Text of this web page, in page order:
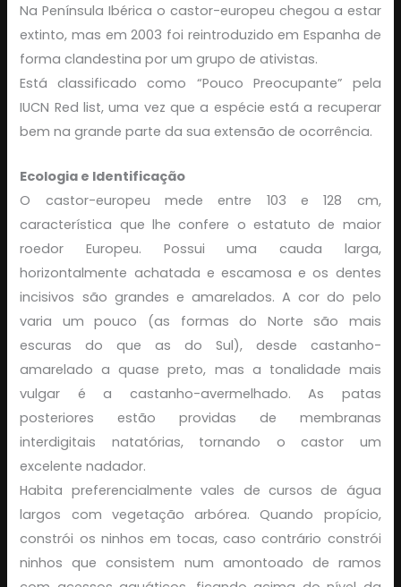
Na Península Ibérica o castor-europeu chegou a estar
extinto, mas em 2003 foi reintroduzido em Espanha de
forma clandestina por um grupo de ativistas.
Está classificado como “Pouco Preocupante” pela
IUCN Red list, uma vez que a espécie está a recuperar
bem na grande parte da sua extensão de ocorrência.
Ecologia e Identificação
O castor-europeu mede entre 103 e 128 cm,
característica que lhe confere o estatuto de maior
roedor Europeu. Possui uma cauda larga,
horizontalmente achatada e escamosa e os dentes
incisivos são grandes e amarelados. A cor do pelo
varia um pouco (as formas do Norte são mais
escuras do que as do Sul), desde castanho-
amarelado a quase preto, mas a tonalidade mais
vulgar é a castanho-avermelhado. As patas
posteriores estão providas de membranas
interdigitais natatórias, tornando o castor um
excelente nadador.
Habita preferencialmente vales de cursos de água
largos com vegetação arbórea. Quando propício,
constrói os ninhos em tocas, caso contrário constrói
ninhos que consistem num amontoado de ramos